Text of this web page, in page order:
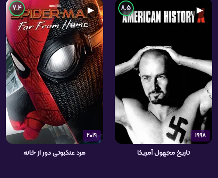
1998
▶
8.5
تاریخ مجهول آمریکا
2019
▶
7.4
مرد عنکبوتی دور از خانه